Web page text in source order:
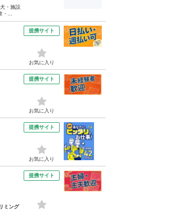
・施設
...
提携サイト
お気に入り
提携サイト
お気に入り
提携サイト
お気に入り
ミング
提携サイト